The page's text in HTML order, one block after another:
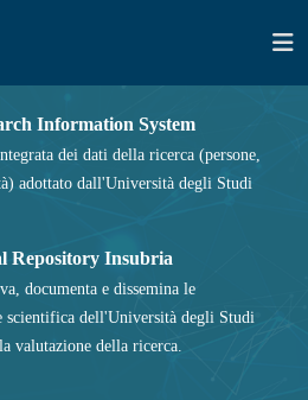
Information System
dei dati della ricerca (persone,
adottato dall'Università degli Studi
Repository Insubria
documenta e dissemina le
scientifica dell'Università degli Studi
valutazione della ricerca.